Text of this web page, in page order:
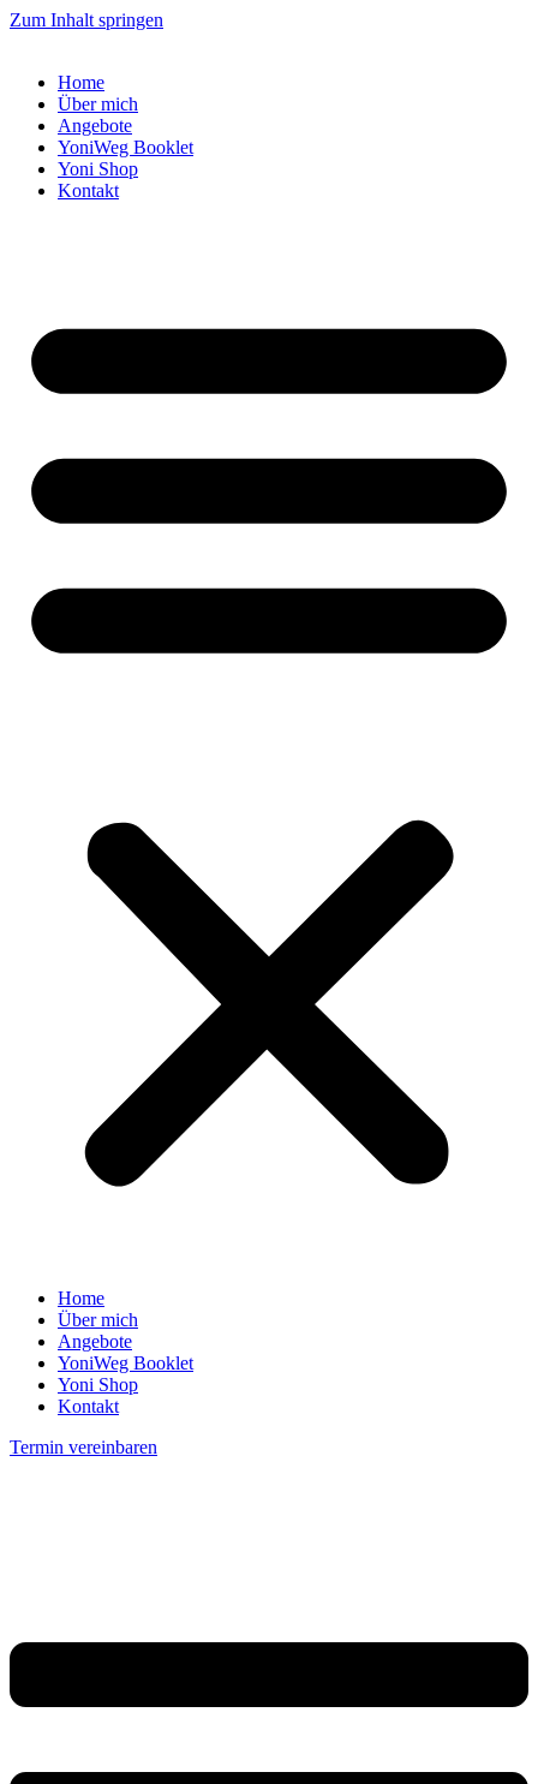
Zum Inhalt springen
Home
Über mich
Angebote
YoniWeg Booklet
Yoni Shop
Kontakt
Home
Über mich
Angebote
YoniWeg Booklet
Yoni Shop
Kontakt
Termin vereinbaren